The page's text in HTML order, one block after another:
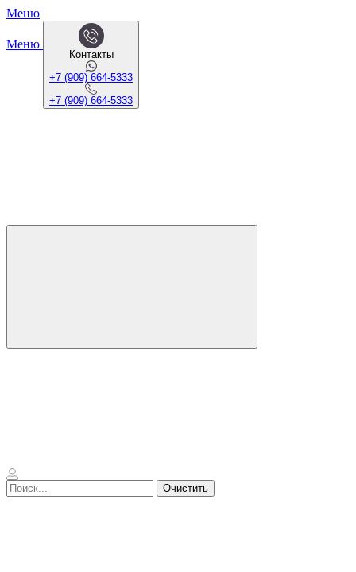
Меню
Меню
Контакты
+7 (909) 664-5333
+7 (909) 664-5333
Очистить